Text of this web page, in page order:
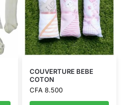
COUVERTURE BEBE
COTON
CFA8.500